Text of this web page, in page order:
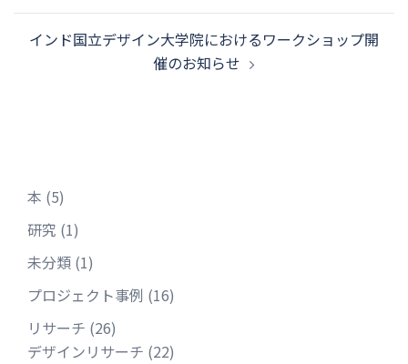
ゲ
インド国立デザイン大学院におけるワークショップ開
催のお知らせ
本 (5)
研究 (1)
未分類 (1)
プロジェクト事例 (16)
リサーチ (26)
デザインリサーチ (22)